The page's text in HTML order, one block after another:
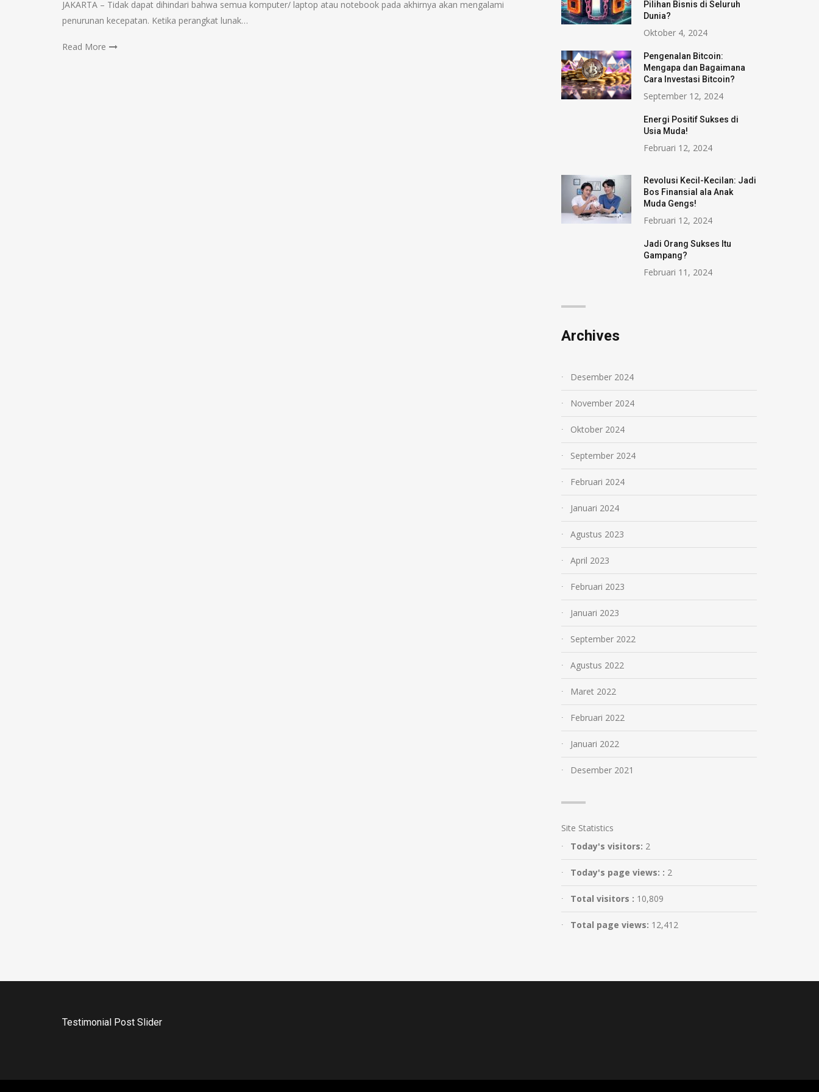
JAKARTA – Tidak dapat dihindari bahwa semua komputer/ laptop atau notebook pada akhirnya akan mengalami
penurunan kecepatan. Ketika perangkat lunak…
Read More
Pilihan Bisnis di Seluruh
Dunia?
Oktober 4, 2024
Pengenalan Bitcoin:
Mengapa dan Bagaimana
Cara Investasi Bitcoin?
September 12, 2024
Energi Positif Sukses di
Usia Muda!
Februari 12, 2024
Revolusi Kecil-Kecilan: Jadi
Bos Finansial ala Anak
Muda Gengs!
Februari 12, 2024
Jadi Orang Sukses Itu
Gampang?
Februari 11, 2024
Archives
Desember 2024
November 2024
Oktober 2024
September 2024
Februari 2024
Januari 2024
Agustus 2023
April 2023
Februari 2023
Januari 2023
September 2022
Agustus 2022
Maret 2022
Februari 2022
Januari 2022
Desember 2021
Site Statistics
Today's visitors: 2
Today's page views: : 2
Total visitors : 10,809
Total page views: 12,412
Testimonial Post Slider